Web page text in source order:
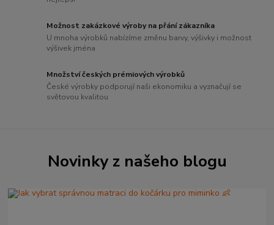
Možnost zakázkové výroby na přání zákazníka
U mnoha výrobků nabízíme změnu barvy, výšivky i možnost
výšivek jména
Množství českých prémiových výrobků
České výrobky podporují naši ekonomiku a vyznačují se
světovou kvalitou
Novinky z našeho blogu